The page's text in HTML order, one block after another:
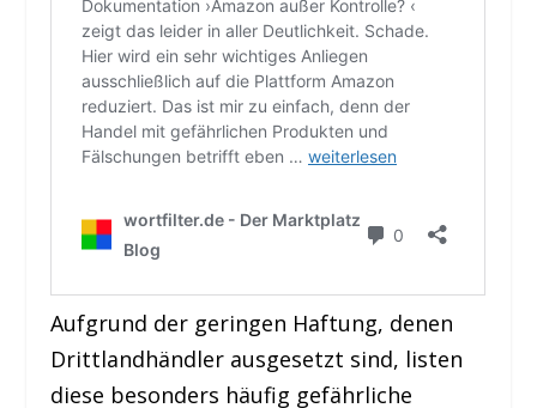
Aufgrund der geringen Haftung, denen
Drittlandhändler ausgesetzt sind, listen
diese besonders häufig gefährliche